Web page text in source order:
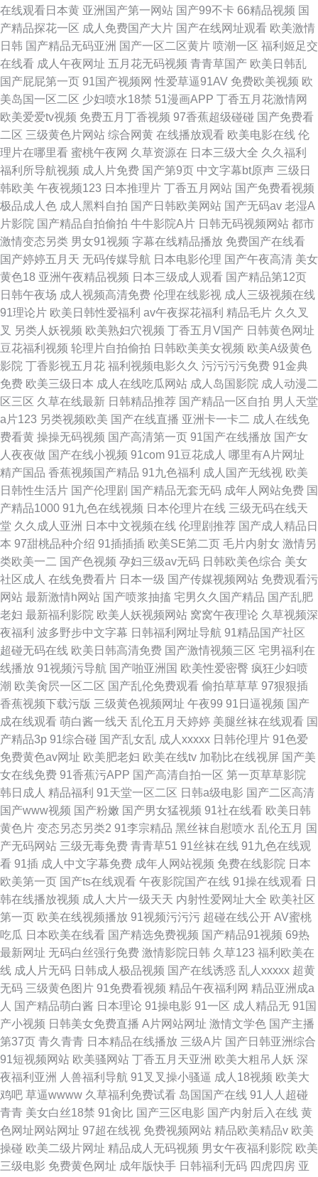
在线观看日本黄 亚洲国产第一网站 国产99不卡 66精品视频 国
产精品探花一区 成人免费国产大片 国产在线网址观看 欧美激情
日韩 国产精品无码亚洲 国产一区二区黄片 喷潮一区 福利姬足交
在线看 成人午夜网址 五月花无码视频 青青草国产 欧美日韩乱
国产屁屁第一页 91国产视频网 性爱草逼91AV 免费欧美视频 欧
美岛国一区二区 少妇喷水18禁 51漫画APP 丁香五月花激情网
欧美爱爱tv视频 免费五月丁香视频 97香蕉超级碰碰 国产免费看
二区 三级黄色片网站 综合网黄 在线播放观看 欧美电影在线 伦
理片在哪里看 蜜桃午夜网 久草资源在 日本三级大全 久久福利
福利所导航视频 成人片免费 国产第9页 中文字幕bt原声 三级日
韩欧美 午夜视频123 日本推理片 丁香五月网站 国产免费看视频
极品成人色 成人黑料自拍 国产日韩欧美网站 国产无码av 老湿A
片影院 国产精品自拍偷拍 牛牛影院A片 日韩无码视频网站 都市
激情变态另类 男女91视频 字幕在线精品播放 免费国产在线看
国产婷婷五月天 无码传媒导航 日本电影伦理 国产午夜高清 美女
黄色18 亚洲午夜精品视频 日本三级成人观看 国产精品第12页
日韩午夜场 成人视频高清免费 伦理在线影视 成人三级视频在线
91理论片 欧美日韩性爱福利 av午夜探花福利 精品毛片 久久叉
叉 另类人妖视频 欧美熟妇穴视频 丁香五月V国产 日韩黄色网址
豆花福利视频 轮理片自拍偷拍 日韩欧美美女视频 欧美A级黄色
影院 丁香影视五月花 福利视频电影久久 污污污污免费 91金典
免费 欧美三级日本 成人在线吃瓜网站 成人岛国影院 成人动漫二
区三区 久草在线最新 日韩精品推荐 国产精品一区自拍 男人天堂
a片123 另类视频欧美 国产在线直播 亚洲卡一卡二 成人在线免
费看黄 操操无码视频 国产高清第一页 91国产在线播放 国产女
人夜夜做 国产在线小视频 91com 91豆花成人 哪里有A片网址
精产国品 香蕉视频国产精品 91九色福利 成人国产无线视 欧美
日韩性生活片 国产伦理剧 国产精品无套无码 成年人网站免费 国
产精品1000 91九色在线视频 日本伦理片在线 三级无码在线天
堂 久久成人亚洲 日本中文视频在线 伦理剧推荐 国产成人精品日
本 97甜桃品种介绍 91插插插 欧美SE第二页 毛片内射女 激情另
类欧美一二 国产色视频 孕妇三级av无码 日韩欧美色综合 美女
社区成人 在线免费看片 日本一级 国产传媒视频网站 免费观看污
网站 最新激情h网站 国产喷浆抽搐 宅男久久国产精品 国产乱肥
老妇 最新福利影院 欧美人妖视频网站 窝窝午夜理论 久草视频深
夜福利 波多野步中文字幕 日韩福利网址导航 91精品国产社区
超碰无码在线 欧美日韩高清免费 国产激情视频三区 宅男福利在
线播放 91视频污导航 国产啪亚洲国 欧美性爱密臀 疯狂少妇喷
潮 欧美肏屄一区二区 国产乱伦免费观看 偷拍草草草 97狠狠插
香蕉视频下载污版 三级黄色视频网址 午夜99 91日逼视频 国产
成在线观看 萌白酱一线天 乱伦五月天婷婷 美腿丝袜在线观看 国
产精品3p 91综合碰 国产乱女乱 成人xxxxx 日韩伦理片 91色爱
免费黄色av网址 欧美肥老妇 欧美在线tv 加勒比在线视屏 国产美
女在线免费 91香蕉污APP 国产高清自拍一区 第一页草草影院
韩日成人 精品福利 91天堂一区二区 日韩a级电影 国产二区高清
国产www视频 国产粉嫩 国产男女猛视频 91社在线看 欧美日韩
黄色片 变态另态另类2 91李宗精品 黑丝袜自慰喷水 乱伦五月 国
产无码网站 三级无毒免费 青青草51 91丝袜在线 91九色在线观
看 91插 成人中文字幕免费 成年人网站视频 免费在线影院 日本
欧美第一页 国产ts在线观看 午夜影院国产在线 91操在线观看 日
韩在线播放视频 成人大片一级天天 内射性爱网址大全 欧美社区
第一页 欧美在线视频播放 91视频污污污 超碰在线公开 AV蜜桃
吃瓜 日本欧美在线看 国产精选免费视频 国产精品91视频 69热
最新网址 无码白丝强行免费 激情影院日韩 久草123 福利欧美在
线 成人片无码 日韩成人极品视频 国产在线诱惑 乱人xxxxx 超黄
无码 三级黄色图片 91免费看视频 精品午夜福利网 精品亚洲成a
人 国产精品萌白酱 日本理论 91操电影 91一区 成人精品无 91国
产小视频 日韩美女免费直播 A片网站网址 激情文学色 国产主播
第37页 青久青青 日本精品在线播放 三级A片 国产日韩亚洲综合
91短视频网站 欧美骚网站 丁香五月天亚洲 欧美大粗吊人妖 深
夜福利亚洲
人兽福利导航 91叉叉操小骚逼 成人18视频 欧美大
鸡吧 草逼wwww 久草福利免费试看 岛国国产在线 91人人超碰
青青 美女白丝18禁 91肏比 国产三区电影 国产内射后入在线 黄
色网址网站网址 97超在线视 免费视频网站 精品欧美精品v 欧美
操碰 欧美二级片网址 精品成人无码视频 男女午夜福利影院 欧美
三级电影 免费黄色网址 成年版快手 日韩福利无码 四虎四房 亚